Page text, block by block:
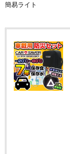
簡易ライト